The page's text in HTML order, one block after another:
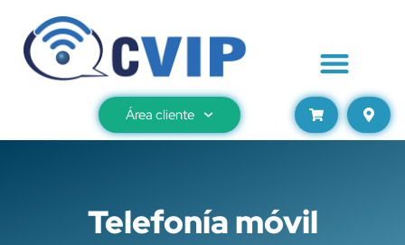
Área cliente
Telefonía móvil